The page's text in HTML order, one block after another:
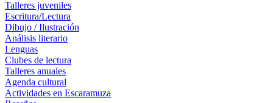
Talleres juveniles
Escritura/Lectura
Dibujo / Ilustración
Análisis literario
Lenguas
Clubes de lectura
Talleres anuales
Agenda cultural
Actividades en Escaramuza